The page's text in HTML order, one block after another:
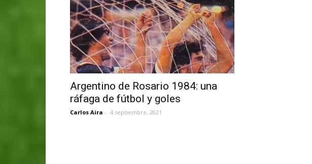
Argentino de Rosario 1984: una
ráfaga de fútbol y goles
Carlos Aira - 4 septiembre, 2021